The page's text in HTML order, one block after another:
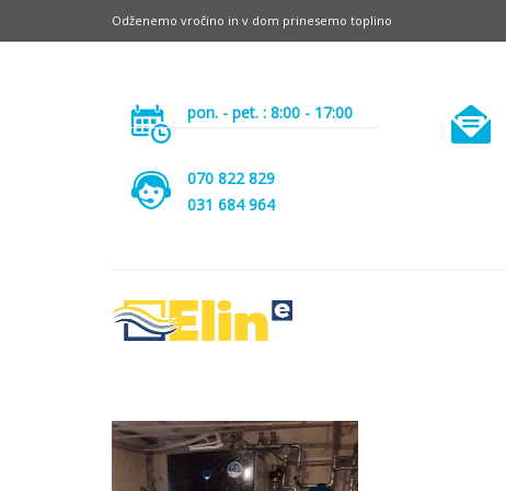
Odženemo vročino in v dom prinesemo toplino
pon. - pet. : 8:00 - 17:00
070 822 829
031 684 964